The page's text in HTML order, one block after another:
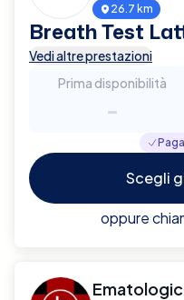
26.7 km
Breath Test
Vedi altre prestazioni
Prima disponibilità
-
Scegli
oppure